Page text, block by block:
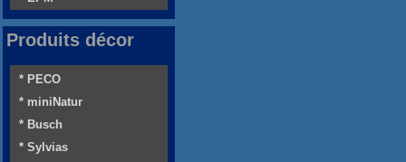
Produits décor
* PECO
* miniNatur
* Busch
* Sylvias